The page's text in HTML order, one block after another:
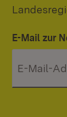
E-Mail zur